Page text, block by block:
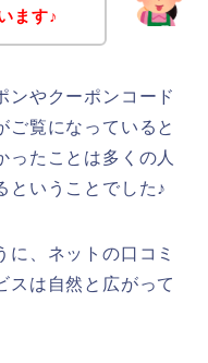
ます♪
ンやクーポンコード
ご覧になっていると
ったことは多くの人
ということでした♪
に、ネットの口コミ
スは自然と広がって